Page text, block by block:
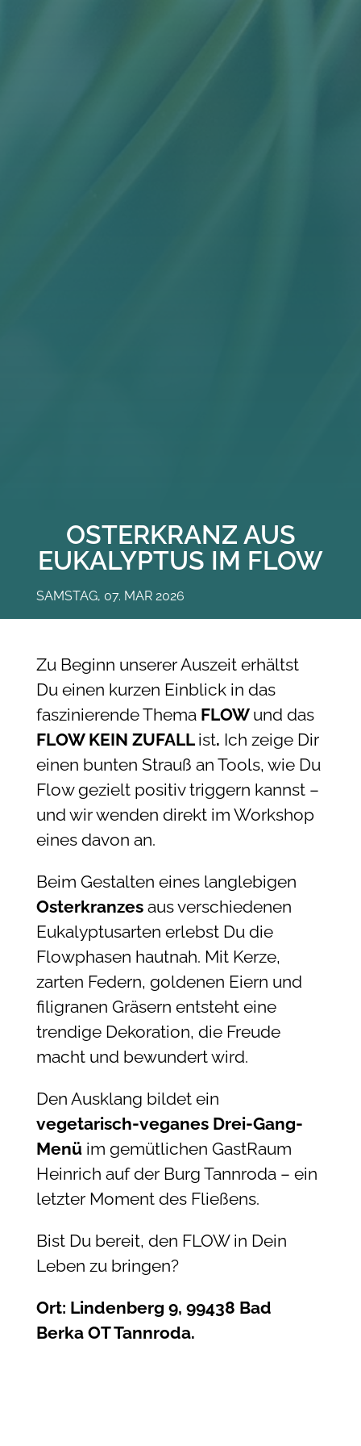
OSTERKRANZ AUS
EUKALYPTUS IM FLOW
SAMSTAG, 07. MAR 2026
Zu Beginn unserer Auszeit erhältst
Du einen kurzen Einblick in das
faszinierende Thema FLOW und das
FLOW KEIN ZUFALL ist. Ich zeige Dir
einen bunten Strauß an Tools, wie Du
Flow gezielt positiv triggern kannst –
und wir wenden direkt im Workshop
eines davon an.
Beim Gestalten eines langlebigen
Osterkranzesaus verschiedenen
Eukalyptusarten erlebst Du die
Flowphasen hautnah. Mit Kerze,
zarten Federn, goldenen Eiern und
filigranen Gräsern entsteht eine
trendige Dekoration, die Freude
macht und bewundert wird.
Den Ausklang bildet ein
vegetarisch-veganes Drei-Gang-
Menüim gemütlichen GastRaum
Heinrich auf der Burg Tannroda – ein
letzter Moment des Fließens.
Bist Du bereit, den FLOW in Dein
Leben zu bringen?
Ort: Lindenberg 9, 99438 Bad
Berka OT Tannroda.